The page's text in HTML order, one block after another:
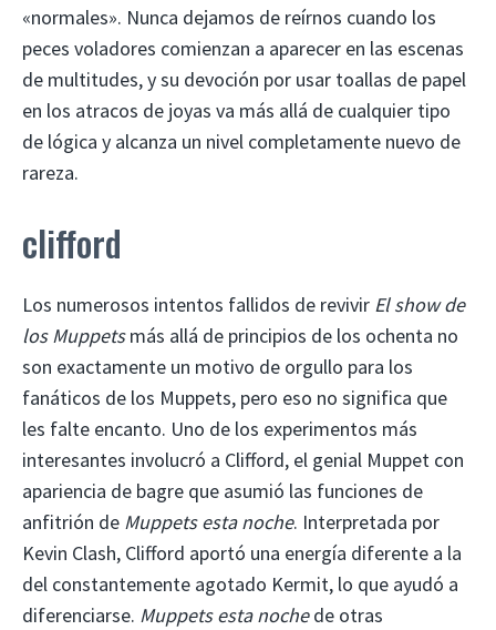
«normales». Nunca dejamos de reírnos cuando los
peces voladores comienzan a aparecer en las escenas
de multitudes, y su devoción por usar toallas de papel
en los atracos de joyas va más allá de cualquier tipo
de lógica y alcanza un nivel completamente nuevo de
rareza.
clifford
Los numerosos intentos fallidos de revivir El show de
los Muppetsmás allá de principios de los ochenta no
son exactamente un motivo de orgullo para los
fanáticos de los Muppets, pero eso no significa que
les falte encanto. Uno de los experimentos más
interesantes involucró a Clifford, el genial Muppet con
apariencia de bagre que asumió las funciones de
anfitrión de Muppets esta noche. Interpretada por
Kevin Clash, Clifford aportó una energía diferente a la
del constantemente agotado Kermit, lo que ayudó a
diferenciarse. Muppets esta nochede otras